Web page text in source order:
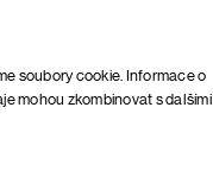
soubory cookie. Informace o
mohou zkombinovat s dalšími